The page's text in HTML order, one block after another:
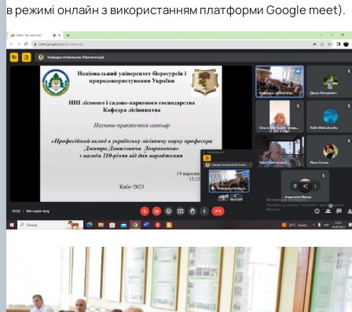
в режимі онлайн з використанням платформи Google meet).